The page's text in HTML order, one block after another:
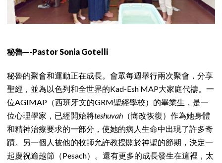
秘魯—-Pastor Sonia Gotelli
秘魯的聚會和運動正在成長。會眾每週舉行兩次聚會，分享
聖經，並為以色列和全世界的Kad-Esh MAP大家庭代禱。一
位AGIMAP（西班牙文的GRM聖經學校）的畢業生，是一
位心理學家，已經開始將teshuvah （悔改恢復）作為她身體
和精神治療要求的一部分，使她的病人生命中出現了許多奇
蹟。另一個人被他的牧師允許教授關於神聖的節期，決定一
起慶祝逾越節（Pesach）。還有更多的成長發生在這裡，太